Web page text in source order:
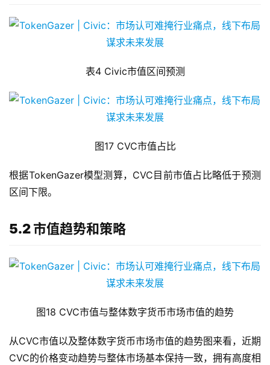
表4 Civic市值区间预测
图17 CVC市值占比
根据TokenGazer模型测算，CVC目前市值占比略低于预测
区间下限。
5.2 市值趋势和策略
图18 CVC市值与整体数字货币市场市值的趋势
从CVC市值以及整体数字货币市场市值的趋势图来看，近期
CVC的价格变动趋势与整体市场基本保持一致，拥有高度相